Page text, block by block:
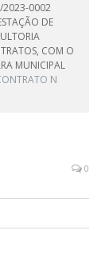
2023-0002
DE
COM O
MUNICIPAL
N
0